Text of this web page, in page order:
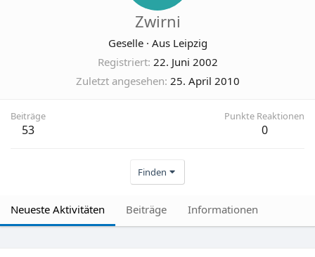
Zwirni
Geselle · Aus Leipzig
Registriert 22. Juni 2002
Zuletzt angesehen 25. April 2010
Beiträge
53
Punkte Reaktionen
0
Finden
Neueste Aktivitäten Beiträge Informationen